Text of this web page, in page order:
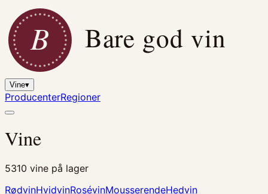
B Bare god vin
Vine▾
ProducenterRegioner
Vine
5310 vine på lager
RødvinHvidvinRosévinMousserendeHedvin